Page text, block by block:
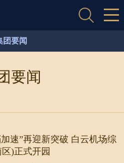
团要闻
要闻
速”再迎新突破 白云机场综
)正式开园